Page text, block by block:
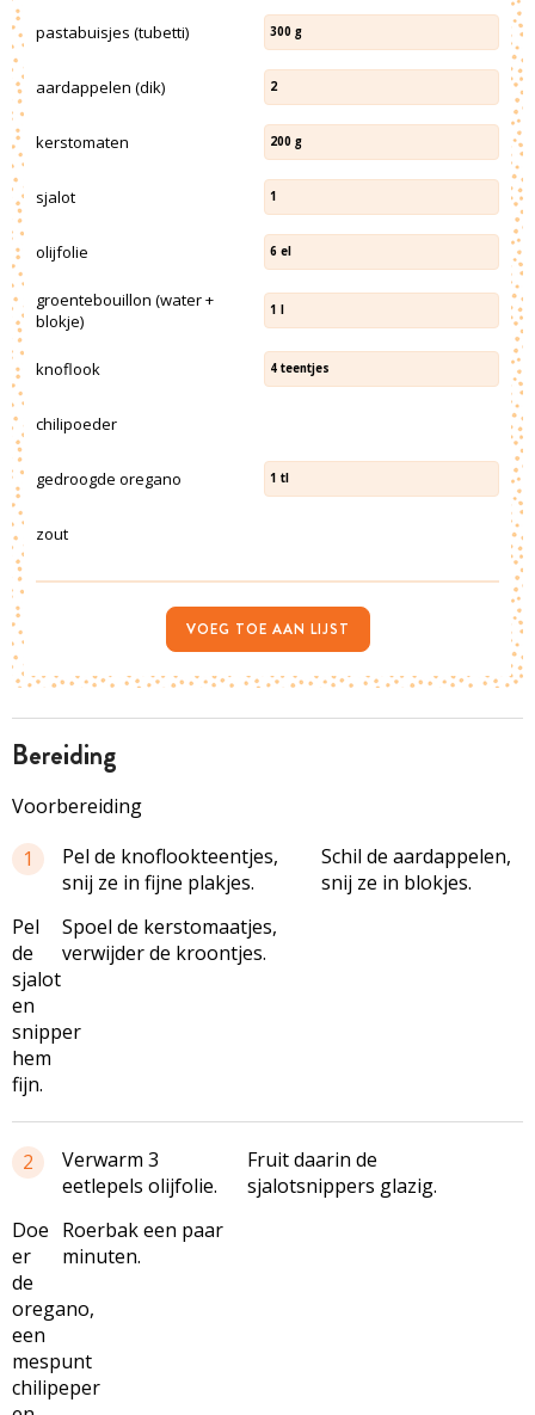
bereiding
Voorbereiding
1
Pel de knoflookteentjes,
snij ze in fijne plakjes.
Schil de aardappelen,
snij ze in blokjes.
Pel
de
sjalot
en
snipper
hem
fijn.
Spoel de kerstomaatjes,
verwijder de kroontjes.
2
Verwarm 3
eetlepels olijfolie.
Fruit daarin de
sjalotsnippers glazig.
Doe
er
de
oregano,
een
mespunt
chilipeper
Roerbak een paar
minuten.
pastabuisjes (tubetti) 300 g
aardappelen (dik) 2
kerstomaten 200 g
sjalot 1
olijfolie 6 el
groentebouillon (water +
blokje)
1 l
knoflook 4 teentjes
chilipoeder
gedroogde oregano 1 tl
zout
VOEG TOE AAN LIJST